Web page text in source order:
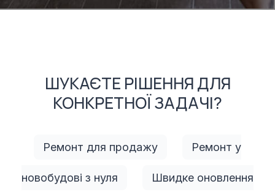
ШУКАЄТЕ РІШЕННЯ ДЛЯ
КОНКРЕТНОЇ ЗАДАЧІ?
Ремонт для продажу Ремонт у
новобудові з нуля Швидке оновлення